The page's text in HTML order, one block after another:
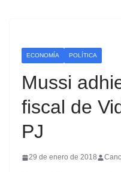
ECONOMÍA POLÍTICA
Mussi
fiscal de
PJ
29 de enero de 2018